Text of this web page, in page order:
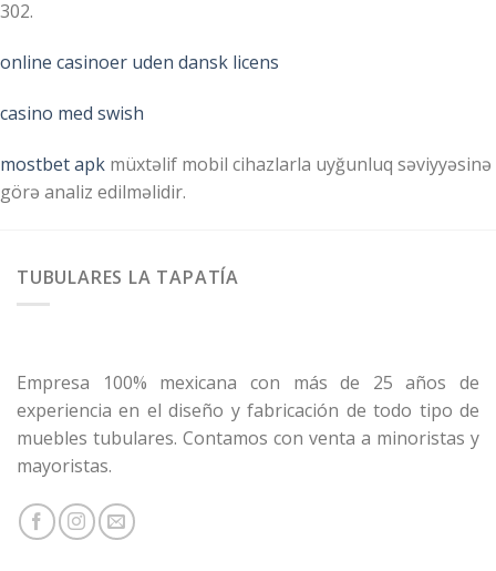
302.
online casinoer uden dansk licens
casino med swish
mostbet apk müxtəlif mobil cihazlarla uyğunluq səviyyəsinə
görə analiz edilməlidir.
TUBULARES LA TAPATÍA
Empresa 100% mexicana con más de 25 años de
experiencia en el diseño y fabricación de todo tipo de
muebles tubulares. Contamos con venta a minoristas y
mayoristas.